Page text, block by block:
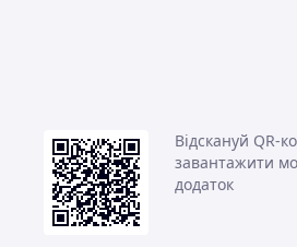
Відскануй QR-
завантажити
додаток